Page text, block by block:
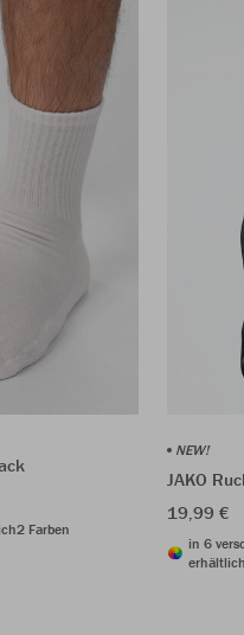
2 Farben
NEW!
JAKO
19,99 €
in 6
erhältlich